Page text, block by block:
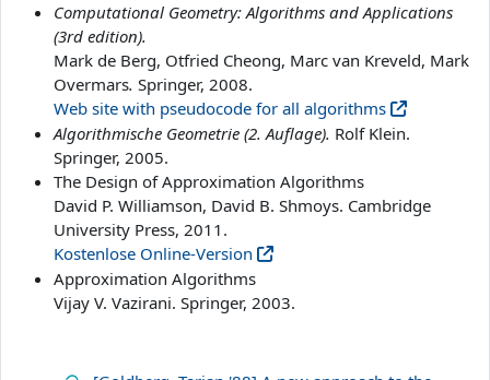
Computational Geometry: Algorithms and Applications
(3rd edition).
Mark de Berg, Otfried Cheong, Marc van Kreveld, Mark
Overmars. Springer, 2008.
Web site with pseudocode for all algorithms
Algorithmische Geometrie (2. Auflage). Rolf Klein.
Springer, 2005.
The Design of Approximation Algorithms
David P. Williamson, David B. Shmoys. Cambridge
University Press, 2011.
Kostenlose Online-Version
Approximation Algorithms
Vijay V. Vazirani. Springer, 2003.